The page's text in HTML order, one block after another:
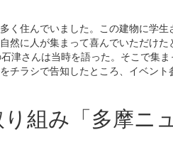
く住んでいました。この建物に学
然に人が集まって喜んでいただけた
津さんは当時を語った。そこで集
チラシで告知したところ、イベント
り組み「多摩ニ